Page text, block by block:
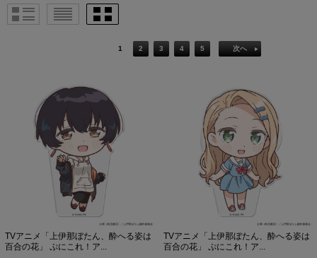
1 2 3 4 5 次へ
TVアニメ「上伊那ぼたん、酔へる姿は
百合の花」 ぷにこれ！ア...
TVアニメ「上伊那ぼたん、酔へる姿は
百合の花」 ぷにこれ！ア...